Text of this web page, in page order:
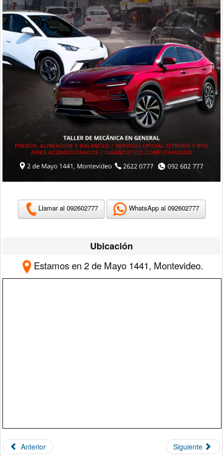
Llamar al 092602777 WhatsApp al 092602777
Ubicación
Estamos en 2 de Mayo 1441, Montevideo.
Anterior Siguiente